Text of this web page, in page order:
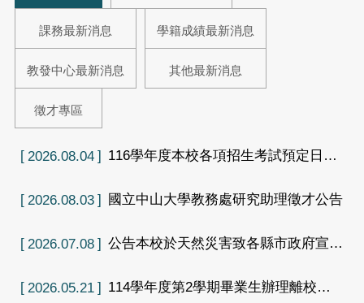
課務最新消息 學籍成績最新消息
教發中心最新消息 其他最新消息
徵才專區
2026.08.04
116學年度本校各項招生考試預定日程
2026.08.03 國立中山大學教務處研究助理徵才公告
2026.07.08
公告本校於天然災害致各縣市政府宣布
辦理方式
2026.05.21
114學年度第2學期畢業生辦理離校手